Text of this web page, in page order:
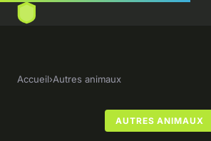
Accueil›Autres animaux
AUTRES ANIMAUX